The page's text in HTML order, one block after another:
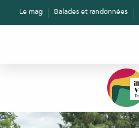
AllerLe mag Balades et randonnées